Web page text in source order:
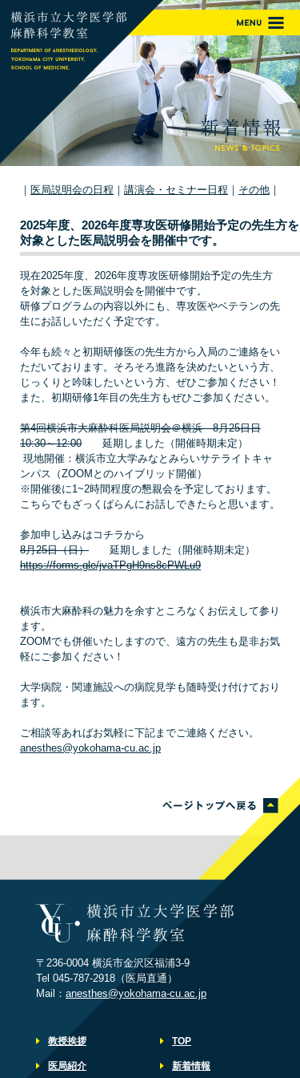
｜ 医局説明会の日程 ｜ 講演会・セミナー日程 ｜ その他 ｜
2025年度、2026年度専攻医研修開始予定の先生方を
対象とした医局説明会を開催中です。
現在2025年度、2026年度専攻医研修開始予定の先生方
を対象とした医局説明会を開催中です。
研修プログラムの内容以外にも、専攻医やベテランの先
生にお話しいただく予定です。
今年も続々と初期研修医の先生方から入局のご連絡をい
ただいております。そろそろ進路を決めたいという方、
じっくりと吟味したいという方、ぜひご参加ください！
また、初期研修1年目の先生方もぜひご参加ください。
第4回横浜市大麻酔科医局説明会＠横浜 8月25日日
10:30～12:00 延期しました（開催時期未定）
現地開催：横浜市立大学みなとみらいサテライトキャ
ンパス（ZOOMとのハイブリッド開催）
※開催後に1~2時間程度の懇親会を予定しております。
こちらでもざっくばらんにお話しできたらと思います。
参加申し込みはコチラから
8月25日（日） 延期しました（開催時期未定）
https://forms.gle/jvaTPgH9ns8cPWLu9
横浜市大麻酔科の魅力を余すところなくお伝えして参り
ます。
ZOOMでも併催いたしますので、遠方の先生も是非お気
軽にご参加ください！
大学病院・関連施設への病院見学も随時受け付けており
ます。
ご相談等あればお気軽に下記までご連絡ください。
anesthes@yokohama-cu.ac.jp
〒236-0004 横浜市金沢区福浦3-9
Tel 045-787-2918（医局直通）
Mail： anesthes@yokohama-cu.ac.jp
教授挨拶
医局紹介
TOP
新着情報